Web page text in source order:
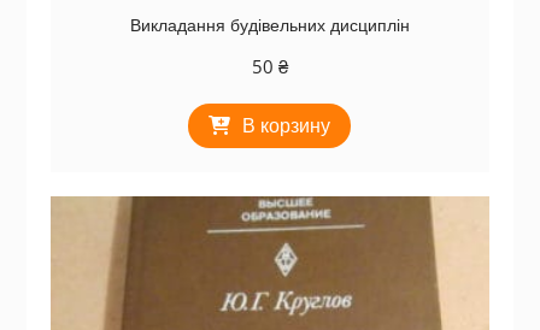
Викладання будівельних дисциплін
50 ₴
В корзину